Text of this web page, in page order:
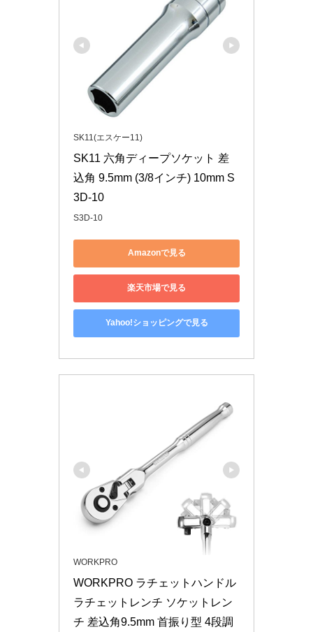
SK11(エスケー11)
SK11 六角ディープソケット 差
込角 9.5mm (3/8インチ) 10mm S
3D-10
S3D-10
Amazonで見る
楽天市場で見る
Yahoo!ショッピングで見る
WORKPRO
WORKPRO ラチェットハンドル
ラチェットレンチ ソケットレン
チ 差込角9.5mm 首振り型 4段調